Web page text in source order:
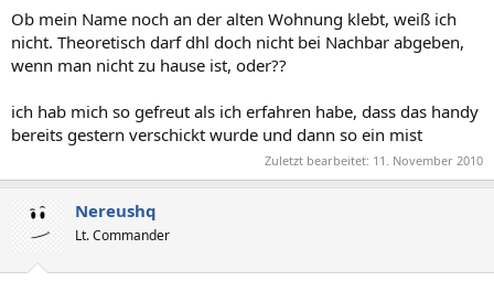
Ob mein Name noch an der alten Wohnung klebt, weiß ich
nicht. Theoretisch darf dhl doch nicht bei Nachbar abgeben,
wenn man nicht zu hause ist, oder??
ich hab mich so gefreut als ich erfahren habe, dass das handy
bereits gestern verschickt wurde und dann so ein mist
Zuletzt bearbeitet: 11. November 2010
Nereushq
Lt. Commander